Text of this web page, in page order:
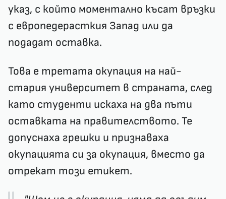
указ, с който моментално късат връзки
с европедерасткия Запад или да
подадат оставка.
Това е третата окупация на най-
стария университет в страната, след
като студенти искаха на два пъти
оставката на правителството. Те
допуснаха грешки и признаваха
окупацията си за окупация, вместо да
отрекат този етикет.